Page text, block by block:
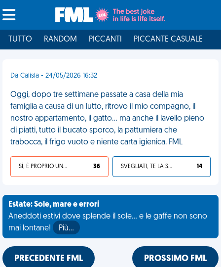
TUTTO RANDOM PICCANTI PICCANTE CASUALE
Da Calisla - 24/05/2026 16:32
Oggi, dopo tre settimane passate a casa della mia
famiglia a causa di un lutto, ritrovo il mio compagno, il
nostro appartamento, il gatto... ma anche il lavello pieno
di piatti, tutto il bucato sporco, la pattumiera che
trabocca, il frigo vuoto e niente carta igienica. FML
SÌ, È PROPRIO UNA VDM! 36 SVEGLIATI, TE LA SEI CERCATA! 14
Estate: Sole, mare e errori
Aneddoti estivi dove splende il sole... e le gaffe non sono
mai lontane!
Più…
PRECEDENTE FML PROSSIMO FML